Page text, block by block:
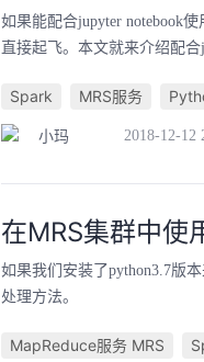
如果能配合jupyter notebook
直接起飞。本文就来介绍配合
Spark MRS服务
小玛 2018-12-12
在MRS集群中使
如果我们安装了python3.7版
处理方法。
MapReduce服务 MRS